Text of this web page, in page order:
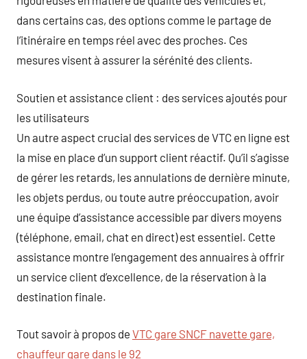
dans certains cas, des options comme le partage de
l’itinéraire en temps réel avec des proches. Ces
mesures visent à assurer la sérénité des clients.
Soutien et assistance client : des services ajoutés pour
les utilisateurs
Un autre aspect crucial des services de VTC en ligne est
la mise en place d’un support client réactif. Qu’il s’agisse
de gérer les retards, les annulations de dernière minute,
les objets perdus, ou toute autre préoccupation, avoir
une équipe d’assistance accessible par divers moyens
(téléphone, email, chat en direct) est essentiel. Cette
assistance montre l’engagement des annuaires à offrir
un service client d’excellence, de la réservation à la
destination finale.
Tout savoir à propos de VTC gare SNCF navette gare,
chauffeur gare dans le 92